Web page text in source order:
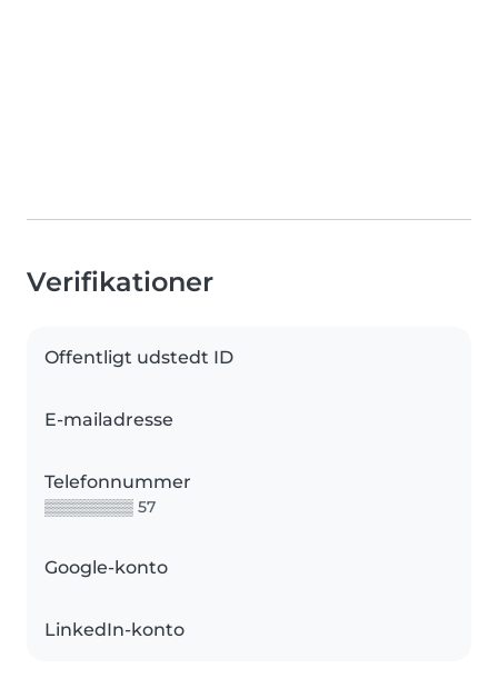
Verifikationer
Offentligt udstedt ID
E-mailadresse
Telefonnummer
▒▒▒▒▒▒▒▒ 57
Google-konto
LinkedIn-konto